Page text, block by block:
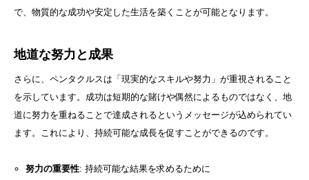
で、物質的な成功や安定した生活を築くことが可能となります。
地道な努力と成果
さらに、ペンタクルスは「現実的なスキルや努力」が重視されること
を示しています。成功は短期的な賭けや偶然によるものではなく、地
道に努力を重ねることで達成されるというメッセージが込められてい
ます。これにより、持続可能な成長を促すことができるのです。
努力の重要性: 持続可能な結果を求めるために